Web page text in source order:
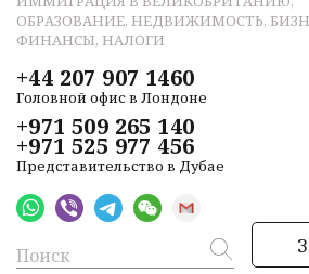
ОБРАЗОВАНИЕ, НЕДВИЖИМОСТЬ,
ФИНАНСЫ, НАЛОГИ
+44 207 907 1460
Головной офис в Лондоне
+971 509 265 140
+971 525 977 456
Представительство в Дубае